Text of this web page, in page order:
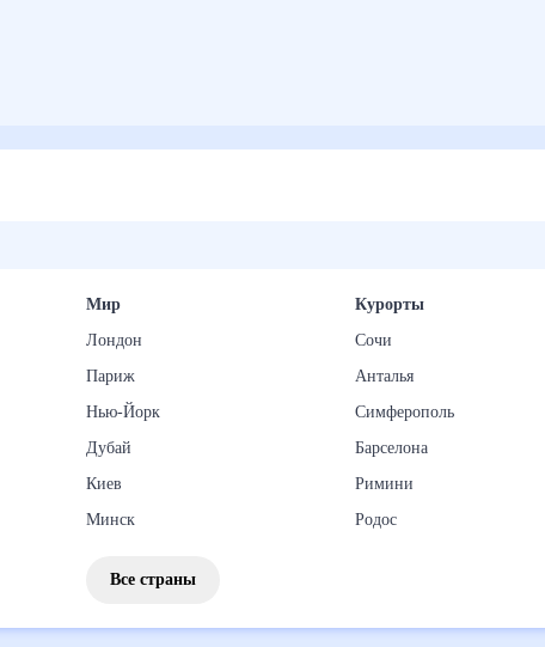
Мир
Лондон
Париж
Нью-Йорк
Дубай
Киев
Минск
Курорты
Сочи
Анталья
Симферополь
Барселона
Римини
Родос
Все страны